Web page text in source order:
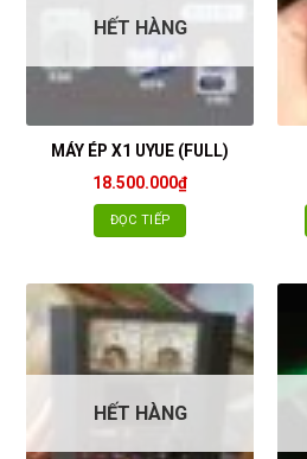
HẾT HÀNG
MÁY ÉP X1 UYUE (FULL)
18.500.000₫
ĐỌC TIẾP
HẾT HÀNG